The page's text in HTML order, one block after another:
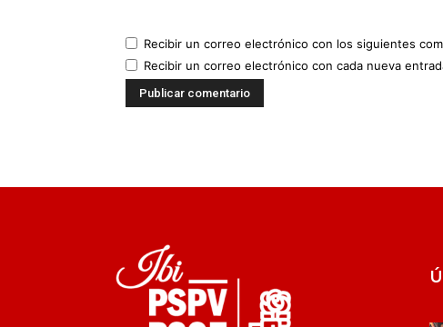
Recibir un correo electrónico con los siguientes
Recibir un correo electrónico con cada nueva